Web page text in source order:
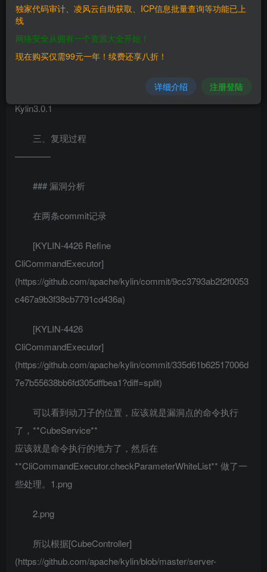
二、漏洞影响
————
Kylin 2.3.0 – 2.3.2Kylin 2.4.0 – 2.4.1Kylin 2.5.0 –
Kylin3.0.1
三、复现过程
————
### 漏洞分析
在两条commit记录
[KYLIN-4426 Refine
CliCommandExecutor]
(https://github.com/apache/kylin/commit/9cc3793ab2f2f0053
c467a9b3f38cb7791cd436a)
[KYLIN-4426
CliCommandExecutor]
(https://github.com/apache/kylin/commit/335d61b62517006d
7e7b55638bb6fd305dffbea1?diff=split)
可以看到动刀子的位置，应该就是漏洞点的命令执行
了，**CubeService**
应该就是命令执行的地方了，然后在
**CliCommandExecutor.checkParameterWhiteList** 做了一
些处理。1.png
2.png
所以根据[CubeController]
(https://github.com/apache/kylin/blob/master/server-
独家代码审计、凌风云自助获取、ICP信息批量查询等功能已上
线
网络安全从拥有一个资源大全开始！
现在购买仅需99元一年！续费还享八折！
详细介绍 注册登陆